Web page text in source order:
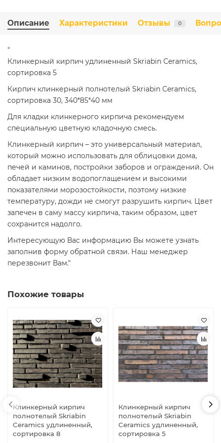
Описание Характеристики Отзывы 0
"
Клинкерный кирпич удлиненный Skriabin Ceramics,
сортировка 5
Кирпич клинкерный полнотелый Skriabin Ceramics,
сортировка 30, 340*85*40 мм
Для кладки клинкерного кирпича рекомендуем
специальную цветную кладочную смесь.
Клинкерный кирпич – это универсальный материал,
который можно использовать для облицовки дома,
печей и каминов, постройки заборов и ограждений. Он
обладает низким водопоглащением и высокими
показателями морозостойкости, поэтому низкие
температуру, дожди не смогут разрушить кирпич. Цвет
запечен в саму массу кирпича, таким образом, цвет
сохранится надолго.
Интересующую Вас информацию Вы можете узнать
заполнив форму обратной связи. Наш менеджер
перезвонит Вам."
Похожие товары
Клинкерный кирпич
полнотелый Skriabin
Ceramics удлиненный,
сортировка 8
Клинкерный кирпич
полнотелый Skriabin
Ceramics удлиненный,
сортировка 5